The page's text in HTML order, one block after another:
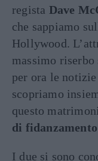
regista Dave
che sappiamo
Hollywood.
massimo
per ora le
scopriamo
questo
di fidanzamento
I due si sono